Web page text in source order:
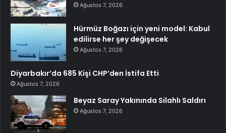
Ağustos 7, 2026
Hürmüz Boğazı için yeni model: Kabul
edilirse her şey değişecek
Ağustos 7, 2026
Diyarbakır’da 685 Kişi CHP’den İstifa Etti
Ağustos 7, 2026
Beyaz Saray Yakınında Silahlı Saldırı
Ağustos 7, 2026